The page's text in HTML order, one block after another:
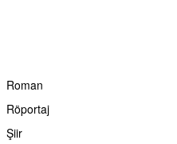
Roman
Röportaj
Şiir